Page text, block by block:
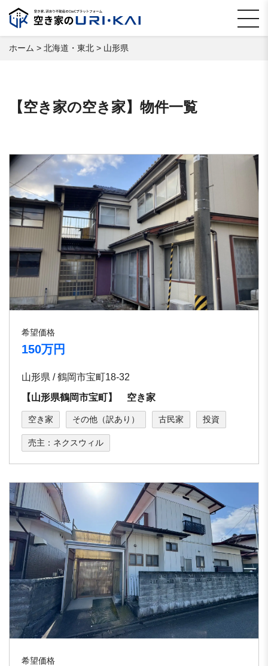
ホーム > 北海道・東北 > 山形県
【空き家の空き家】物件一覧
希望価格
150万円
山形県 / 鶴岡市宝町18-32
【山形県鶴岡市宝町】 空き家
空き家 その他（訳あり） 古民家 投資
売主：ネクスウィル
希望価格